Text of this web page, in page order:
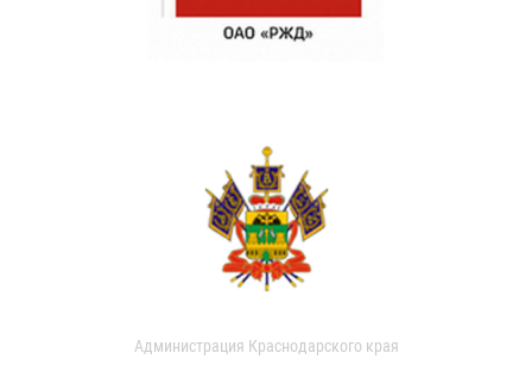
Администрация Краснодарского края